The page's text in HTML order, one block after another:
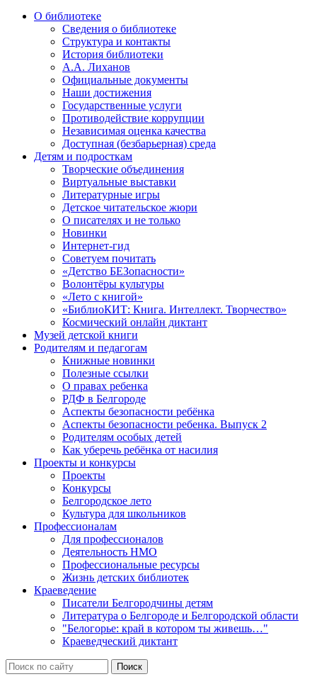
О библиотеке
Сведения о библиотеке
Структура и контакты
История библиотеки
А.А. Лиханов
Официальные документы
Наши достижения
Государственные услуги
Противодействие коррупции
Независимая оценка качества
Доступная (безбарьерная) среда
Детям и подросткам
Творческие объединения
Виртуальные выставки
Литературные игры
Детское читательское жюри
О писателях и не только
Новинки
Интернет-гид
Советуем почитать
«Детство БЕЗопасности»
Волонтёры культуры
«Лето с книгой»
«БиблиоКИТ: Книга. Интеллект. Творчество»
Космический онлайн диктант
Музей детской книги
Родителям и педагогам
Книжные новинки
Полезные ссылки
О правах ребенка
РДФ в Белгороде
Аспекты безопасности ребёнка
Аспекты безопасности ребенка. Выпуск 2
Родителям особых детей
Как уберечь ребёнка от насилия
Проекты и конкурсы
Проекты
Конкурсы
Белгородское лето
Культура для школьников
Профессионалам
Для профессионалов
Деятельность НМО
Профессиональные ресурсы
Жизнь детских библиотек
Краеведение
Писатели Белгородчины детям
Литература о Белгороде и Белгородской области
"Белогорье: край в котором ты живешь…"
Краеведческий диктант